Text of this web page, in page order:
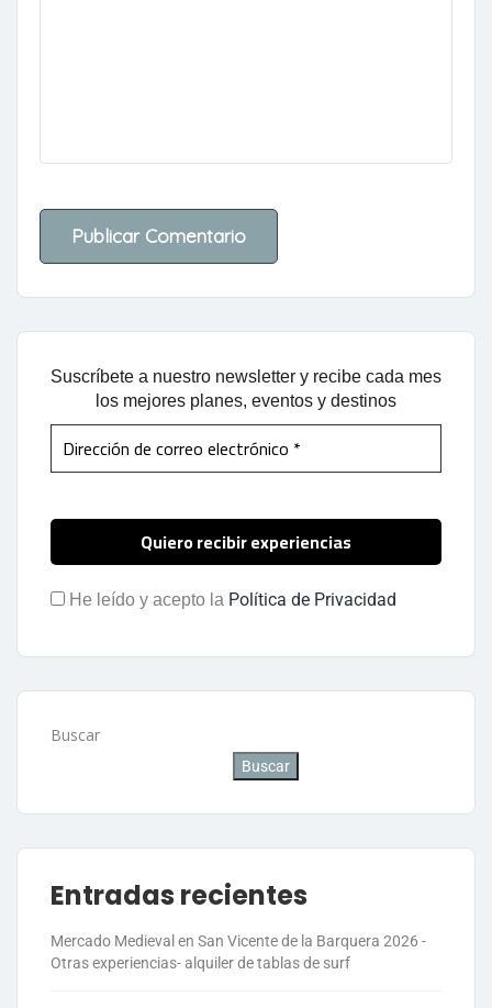
Suscríbete a nuestro newsletter y recibe cada mes
los mejores planes, eventos y destinos
He leído y acepto la Política de Privacidad
Buscar
Buscar
Entradas recientes
Mercado Medieval en San Vicente de la Barquera 2026 -
Otras experiencias- alquiler de tablas de surf